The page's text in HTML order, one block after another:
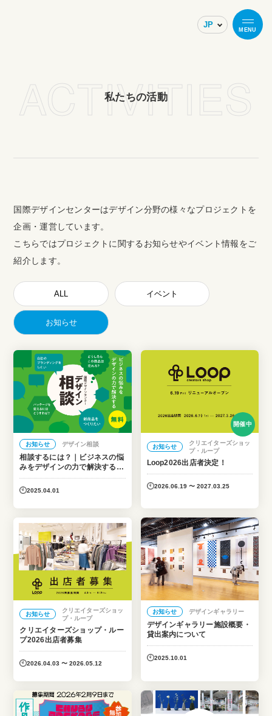
MENU
私たちの活動
ACTIVITIES
国際デザインセンターはデザイン分野の様々なプロジェクトを
企画・運営しています。
こちらではプロジェクトに関するお知らせやイベント情報をご
紹介します。
ALL イベント
お知らせ
お知らせ デザイン相談
相談するには？｜ビジネスの悩
みをデザインの力で解決する・
デザイン相談
2025.04.01
開催中
お知らせ
クリエイターズショッ
プ・ループ
Loop2026出店者決定！
2026.06.19 〜 2027.03.25
お知らせ
クリエイターズショッ
プ・ループ
クリエイターズショップ・ルー
プ2026出店者募集
2026.04.03 〜 2026.05.12
お知らせ デザインギャラリー
デザインギャラリー施設概要・
貸出案内について
2025.10.01